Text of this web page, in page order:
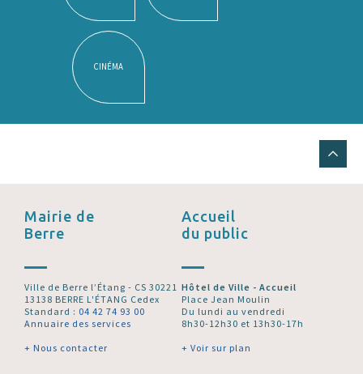
CINÉMA
Mairie de
Berre
Ville de Berre l’Étang - CS 30221
13138 BERRE L'ÉTANG Cedex
Standard : 04 42 74 93 00
Annuaire des services
+ Nous contacter
Accueil
du public
Hôtel de Ville - Accueil
Place Jean Moulin
Du lundi au vendredi
8h30-12h30 et 13h30-17h
+ Voir sur plan